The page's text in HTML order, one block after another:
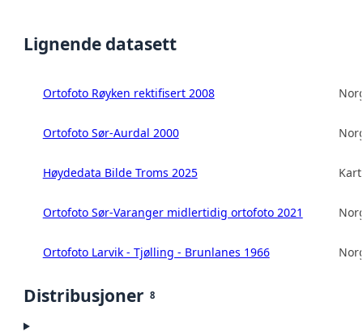
Lignende datasett
Ortofoto Røyken rektifisert 2008
Ortofoto Sør-Aurdal 2000
Høydedata Bilde Troms 2025
Ortofoto Sør-Varanger midlertidig ortofoto 2021
Ortofoto Larvik - Tjølling - Brunlanes 1966
Distribusjoner 8